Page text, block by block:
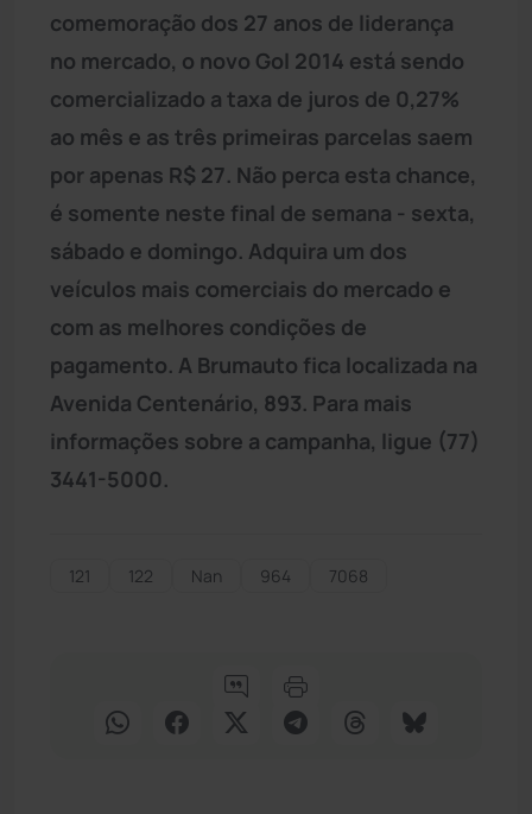
comemoração dos 27 anos de liderança
no mercado, o novo Gol 2014 está sendo
comercializado a taxa de juros de 0,27%
ao mês e as três primeiras parcelas saem
por apenas R$ 27. Não perca esta chance,
é somente neste final de semana - sexta,
sábado e domingo. Adquira um dos
veículos mais comerciais do mercado e
com as melhores condições de
pagamento. A Brumauto fica localizada na
Avenida Centenário, 893. Para mais
informações sobre a campanha, ligue (77)
3441-5000.
121 122 Nan 964 7068